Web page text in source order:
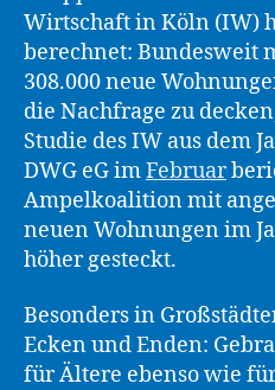
Wirtschaft in Köln (IW)
berechnet: Bundesweit
308.000 neue
die Nachfrage zu
Studie des IW aus dem
DWG eG imFebruar
Ampelkoalition mit
neuen Wohnungen im
höher gesteckt.
Besonders in
Ecken und Enden:
für Ältere ebenso wie